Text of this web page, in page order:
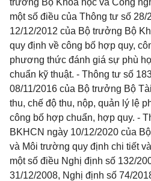
trưởng Bộ Khoa học và Công
một số điều của Thông tư số
12/12/2012 của Bộ trưởng Bộ
quy định về công bố hợp quy,
phương thức đánh giá sự phù
chuẩn kỹ thuật. - Thông tư số
08/11/2016 của Bộ trưởng Bộ
thu, chế độ thu, nộp, quản lý lệ
công bố hợp chuẩn, hợp quy. -
BKHCN ngày 10/12/2020 của
và Môi trường quy định chi tiết
một số điều Nghị định số 132/
31/12/2008, Nghị định số 74/